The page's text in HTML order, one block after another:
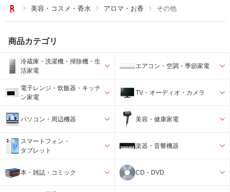
美容・コスメ・香水 アロマ・お香 その他
商品カテゴリ
冷蔵庫・洗濯機・掃除機・生
活家電
エアコン・空調・季節家電
電子レンジ・炊飯器・キッチ
ン家電
TV・オーディオ・カメラ
パソコン・周辺機器 美容・健康家電
スマートフォン・
タブレット
楽器・音響機器
本・雑誌・コミック CD・DVD